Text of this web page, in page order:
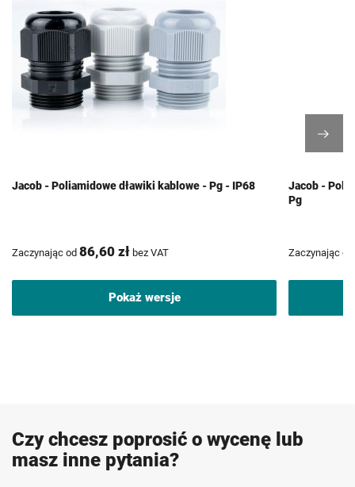
Jacob - Poliamidowe dławiki kablowe - Pg - IP68
Zaczynając od 86,60 zł bez VAT
Pokaż wersje
Jacob -
Pg
Zaczynając od
Czy chcesz poprosić o wycenę lub
masz inne pytania?